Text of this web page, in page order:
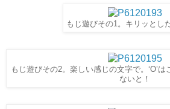
もじ遊びその1。キリッとし
もじ遊びその2。楽しい感じの文字で。‘O’
ないと！